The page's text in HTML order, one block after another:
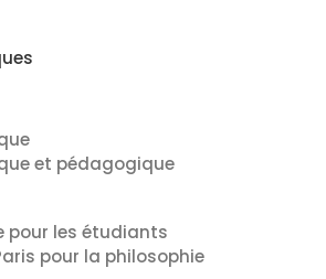
et pédagogique
pour les étudiants
pour la philosophie